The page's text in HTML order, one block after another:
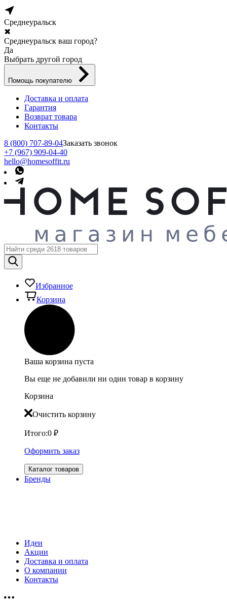
Среднеуральск
✖
Среднеуральск ваш город?
Да
Выбрать другой город
Помощь покупателю
Доставка и оплата
Гарантия
Возврат товара
Контакты
8 (800) 707-89-04Заказать звонок
+7 (967) 909-04-40
hello@homesoffit.ru
Избранное
Корзина
Ваша корзина пуста
Вы еще не добавили ни один товар в корзину
Корзина
Очистить корзину
Итого:0 ₽
Оформить заказ
Каталог товаров
Бренды
Идеи
Акции
Доставка и оплата
О компании
Контакты